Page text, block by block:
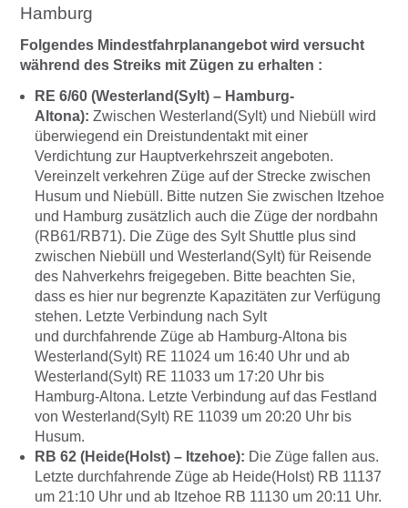
Hamburg
Folgendes Mindestfahrplanangebot wird versucht
während des Streiks mit Zügen zu erhalten :
RE 6/60 (Westerland(Sylt) – Hamburg-
Altona): Zwischen Westerland(Sylt) und Niebüll wird
überwiegend ein Dreistundentakt mit einer
Verdichtung zur Hauptverkehrszeit angeboten.
Vereinzelt verkehren Züge auf der Strecke zwischen
Husum und Niebüll. Bitte nutzen Sie zwischen Itzehoe
und Hamburg zusätzlich auch die Züge der nordbahn
(RB61/RB71). Die Züge des Sylt Shuttle plus sind
zwischen Niebüll und Westerland(Sylt) für Reisende
des Nahverkehrs freigegeben. Bitte beachten Sie,
dass es hier nur begrenzte Kapazitäten zur Verfügung
stehen. Letzte Verbindung nach Sylt
und durchfahrende Züge ab Hamburg-Altona bis
Westerland(Sylt) RE 11024 um 16:40 Uhr und ab
Westerland(Sylt) RE 11033 um 17:20 Uhr bis
Hamburg-Altona. Letzte Verbindung auf das Festland
von Westerland(Sylt) RE 11039 um 20:20 Uhr bis
Husum.
RB 62 (Heide(Holst) – Itzehoe): Die Züge fallen aus.
Letzte durchfahrende Züge ab Heide(Holst) RB 11137
um 21:10 Uhr und ab Itzehoe RB 11130 um 20:11 Uhr.